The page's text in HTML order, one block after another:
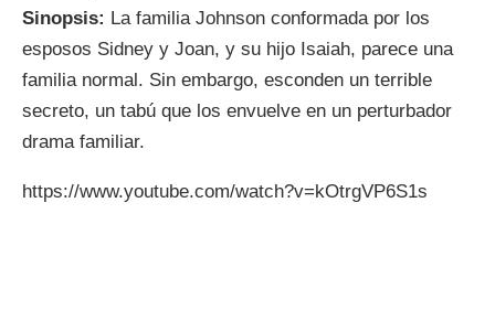
Sinopsis: La familia Johnson conformada por los
esposos Sidney y Joan, y su hijo Isaiah, parece una
familia normal. Sin embargo, esconden un terrible
secreto, un tabú que los envuelve en un perturbador
drama familiar.
https://www.youtube.com/watch?v=kOtrgVP6S1s